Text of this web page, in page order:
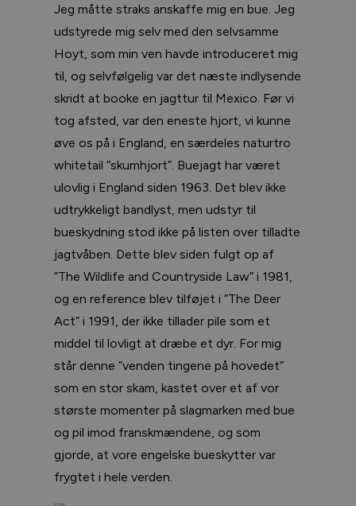
Jeg måtte straks anskaffe mig en bue. Jeg
udstyrede mig selv med den selvsamme
Hoyt, som min ven havde introduceret mig
til, og selvfølgelig var det næste indlysende
skridt at booke en jagttur til Mexico. Før vi
tog afsted, var den eneste hjort, vi kunne
øve os på i England, en særdeles naturtro
whitetail ”skumhjort”. Buejagt har været
ulovlig i England siden 1963. Det blev ikke
udtrykkeligt bandlyst, men udstyr til
bueskydning stod ikke på listen over tilladte
jagtvåben. Dette blev siden fulgt op af
”The Wildlife and Countryside Law” i 1981,
og en reference blev tilføjet i ”The Deer
Act” i 1991, der ikke tillader pile som et
middel til lovligt at dræbe et dyr. For mig
står denne ”venden tingene på hovedet”
som en stor skam, kastet over et af vor
største momenter på slagmarken med bue
og pil imod franskmændene, og som
gjorde, at vore engelske bueskytter var
frygtet i hele verden.